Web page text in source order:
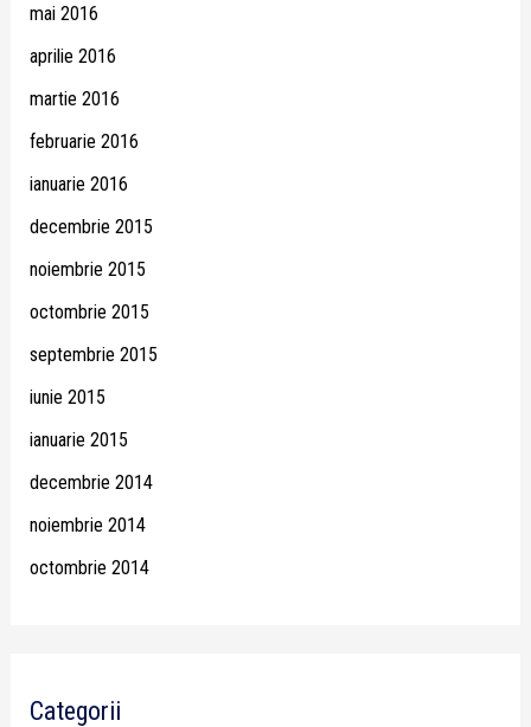
mai 2016
aprilie 2016
martie 2016
februarie 2016
ianuarie 2016
decembrie 2015
noiembrie 2015
octombrie 2015
septembrie 2015
iunie 2015
ianuarie 2015
decembrie 2014
noiembrie 2014
octombrie 2014
Categorii